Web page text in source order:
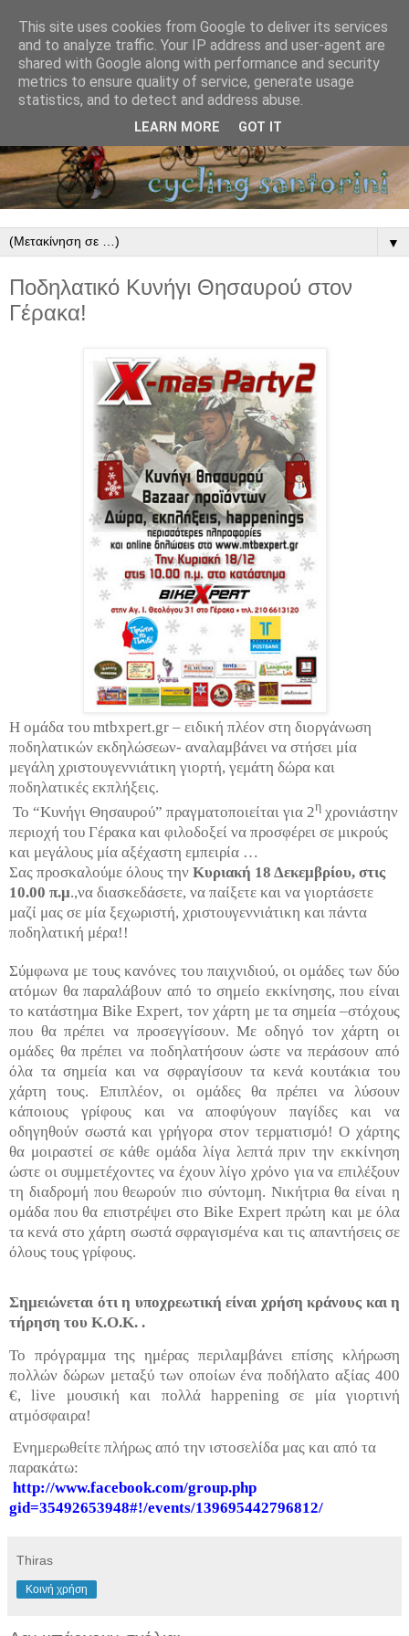
▼
Ποδηλατικό Κυνήγι Θησαυρού στον
Γέρακα!
Η ομάδα του mtbxpert.gr – ειδική πλέον στη διοργάνωση
ποδηλατικών εκδηλώσεων- αναλαμβάνει να στήσει μία
μεγάλη χριστουγεννιάτικη γιορτή, γεμάτη δώρα και
ποδηλατικές εκπλήξεις.
Το “Κυνήγι Θησαυρού” πραγματοποιείται για 2η χρονιάστην
περιοχή του Γέρακα και φιλοδοξεί να προσφέρει σε μικρούς
και μεγάλους μία αξέχαστη εμπειρία …
Σας προσκαλούμε όλους την Κυριακή 18 Δεκεμβρίου, στις
10.00 π.μ.,να διασκεδάσετε, να παίξετε και να γιορτάσετε
μαζί μας σε μία ξεχωριστή, χριστουγεννιάτικη και πάντα
ποδηλατική μέρα!!
Σύμφωνα με τους κανόνες του παιχνιδιού, οι ομάδες των δύο
ατόμων θα παραλάβουν από το σημείο εκκίνησης, που είναι
το κατάστημα Bike Expert, τον χάρτη με τα σημεία –στόχους
που θα πρέπει να προσεγγίσουν. Με οδηγό τον χάρτη οι
ομάδες θα πρέπει να ποδηλατήσουν ώστε να περάσουν από
όλα τα σημεία και να σφραγίσουν τα κενά κουτάκια του
χάρτη τους. Επιπλέον, οι ομάδες θα πρέπει να λύσουν
κάποιους γρίφους και να αποφύγουν παγίδες και να
οδηγηθούν σωστά και γρήγορα στον τερματισμό! Ο χάρτης
θα μοιραστεί σε κάθε ομάδα λίγα λεπτά πριν την εκκίνηση
ώστε οι συμμετέχοντες να έχουν λίγο χρόνο για να επιλέξουν
τη διαδρομή που θεωρούν πιο σύντομη. Νικήτρια θα είναι η
ομάδα που θα επιστρέψει στο Bike Expert πρώτη και με όλα
τα κενά στο χάρτη σωστά σφραγισμένα και τις απαντήσεις σε
όλους τους γρίφους.
Σημειώνεται ότι η υποχρεωτική είναι χρήση κράνους και η
τήρηση του Κ.Ο.Κ. .
Το πρόγραμμα της ημέρας περιλαμβάνει επίσης κλήρωση
πολλών δώρων μεταξύ των οποίων ένα ποδήλατο αξίας 400
€,live μουσική και πολλά happening σε μία γιορτινή
ατμόσφαιρα!
Ενημερωθείτε πλήρως από την ιστοσελίδα μας και από τα
παρακάτω:
http://www.facebook.com/group.php
gid=35492653948#!/events/139695442796812/
Thiras
Κοινή χρήση
This site uses cookies from Google to deliver its services
and to analyze traffic. Your IP address and user-agent are
shared with Google along with performance and security
metrics to ensure quality of service, generate usage
statistics, and to detect and address abuse.
LEARN MORE GOT IT